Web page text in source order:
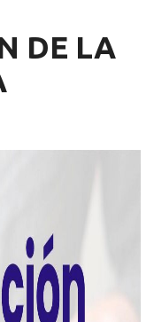
DE LA